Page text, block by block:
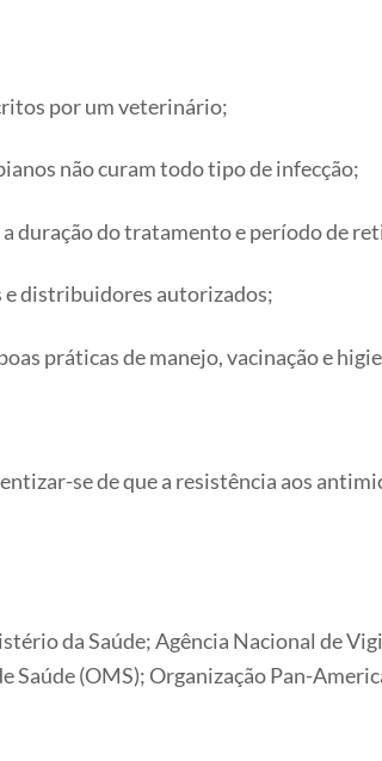
por um veterinário;
não curam todo tipo de infecção;
duração do tratamento e período de
distribuidores autorizados;
práticas de manejo, vacinação e
se de que a resistência aos
da Saúde; Agência Nacional de
(OMS); Organização Pan-